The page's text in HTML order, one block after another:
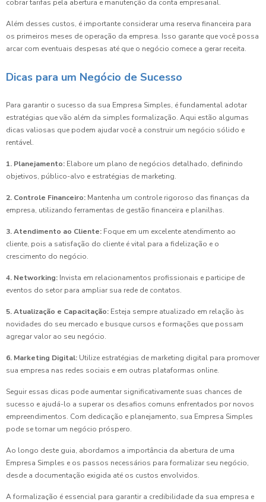
cobrar tarifas pela abertura e manutenção da conta empresarial.
Além desses custos, é importante considerar uma reserva financeira para
os primeiros meses de operação da empresa. Isso garante que você possa
arcar com eventuais despesas até que o negócio comece a gerar receita.
Dicas para um Negócio de Sucesso
Para garantir o sucesso da sua Empresa Simples, é fundamental adotar
estratégias que vão além da simples formalização. Aqui estão algumas
dicas valiosas que podem ajudar você a construir um negócio sólido e
rentável.
1. Planejamento: Elabore um plano de negócios detalhado, definindo
objetivos, público-alvo e estratégias de marketing.
2. Controle Financeiro: Mantenha um controle rigoroso das finanças da
empresa, utilizando ferramentas de gestão financeira e planilhas.
3. Atendimento ao Cliente: Foque em um excelente atendimento ao
cliente, pois a satisfação do cliente é vital para a fidelização e o
crescimento do negócio.
4. Networking: Invista em relacionamentos profissionais e participe de
eventos do setor para ampliar sua rede de contatos.
5. Atualização e Capacitação: Esteja sempre atualizado em relação às
novidades do seu mercado e busque cursos e formações que possam
agregar valor ao seu negócio.
6. Marketing Digital: Utilize estratégias de marketing digital para promover
sua empresa nas redes sociais e em outras plataformas online.
Seguir essas dicas pode aumentar significativamente suas chances de
sucesso e ajudá-lo a superar os desafios comuns enfrentados por novos
empreendimentos. Com dedicação e planejamento, sua Empresa Simples
pode se tornar um negócio próspero.
Ao longo deste guia, abordamos a importância da abertura de uma
Empresa Simples e os passos necessários para formalizar seu negócio,
desde a documentação exigida até os custos envolvidos.
A formalização é essencial para garantir a credibilidade da sua empresa e